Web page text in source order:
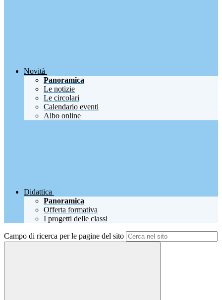
Novità
Panoramica
Le notizie
Le circolari
Calendario eventi
Albo online
Didattica
Panoramica
Offerta formativa
I progetti delle classi
Campo di ricerca per le pagine del sito